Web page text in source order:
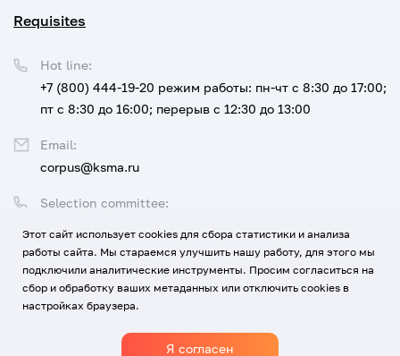
Requisites
Legal address:
350063 г. Краснодар, ул. им. Митрофана Седина, 4
Selection committee:
Hot line:
+7 (800) 444-19-20 режим работы: пн-чт с 8:30 до 17:00;
пт с 8:30 до 16:00; перерыв с 12:30 до 13:00
Email:
corpus@ksma.ru
Этот сайт использует cookies для сбора статистики и анализа
работы сайта. Мы стараемся улучшить нашу работу, для этого мы
подключили аналитические инструменты. Просим согласиться на
сбор и обработку ваших метаданных или отключить cookies в
настройках браузера.
Я согласен